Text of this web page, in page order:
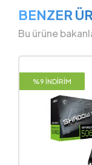
BENZER
Bu ürüne